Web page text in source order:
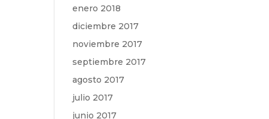
enero 2018
diciembre 2017
noviembre 2017
septiembre 2017
agosto 2017
julio 2017
junio 2017